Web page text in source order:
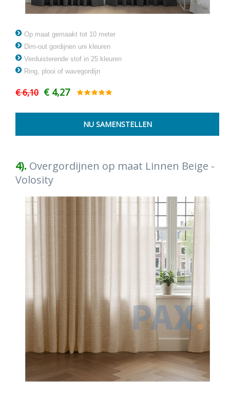
Op maat gemaakt tot 10 meter
Dim-out gordijnen uni kleuren
Verduisterende stof in 25 kleuren
Ring, plooi of wavegordijn
€ 6,10 € 4,27
4). Overgordijnen op maat Linnen Beige -
Volosity